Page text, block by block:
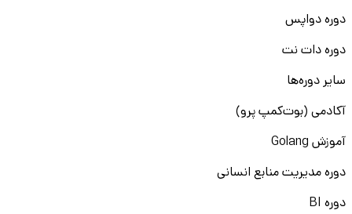
دوره دواپس
دوره دات نت
سایر دوره‌ها
آکادمی (بوت‌کمپ پرو)
آموزش Golang
دوره مدیریت منابع انسانی
دوره BI